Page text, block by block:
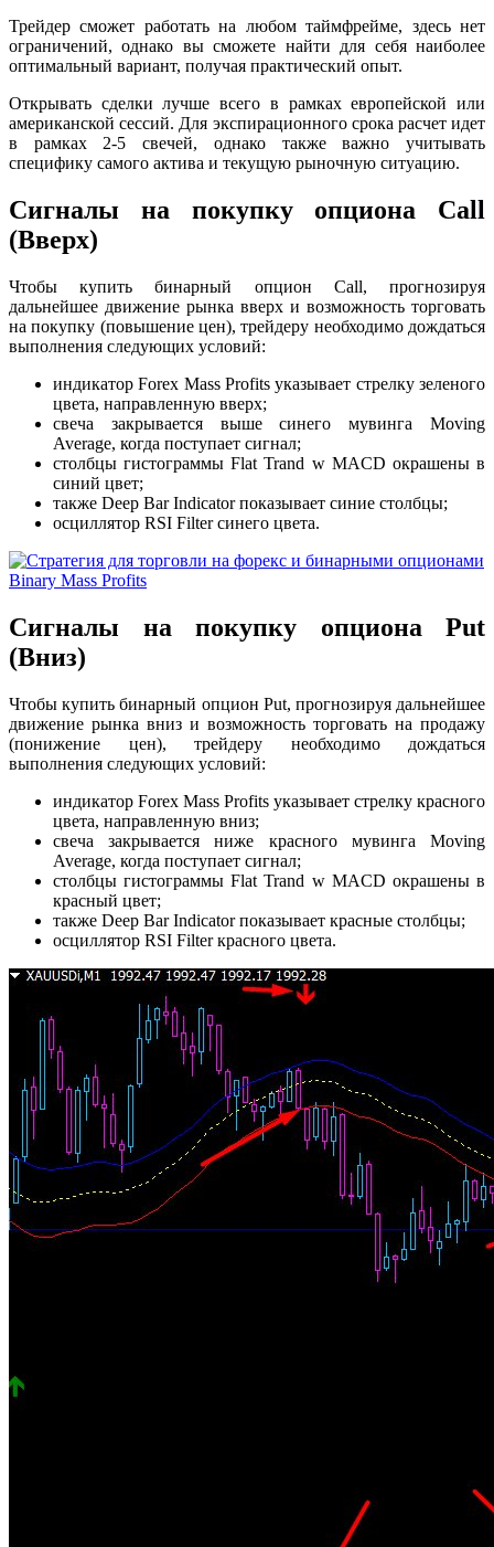
Трейдер сможет работать на любом таймфрейме, здесь нет
ограничений, однако вы сможете найти для себя наиболее
оптимальный вариант, получая практический опыт.
Открывать сделки лучше всего в рамках европейской или
американской сессий. Для экспирационного срока расчет идет
в рамках 2-5 свечей, однако также важно учитывать
специфику самого актива и текущую рыночную ситуацию.
Сигналы на покупку опциона Call
(Вверх)
Чтобы купить бинарный опцион Call, прогнозируя
дальнейшее движение рынка вверх и возможность торговать
на покупку (повышение цен), трейдеру необходимо дождаться
выполнения следующих условий:
индикатор Forex Mass Profits указывает стрелку зеленого
цвета, направленную вверх;
свеча закрывается выше синего мувинга Moving
Average, когда поступает сигнал;
столбцы гистограммы Flat Trand w MACD окрашены в
синий цвет;
также Deep Bar Indicator показывает синие столбцы;
осциллятор RSI Filter синего цвета.
Сигналы на покупку опциона Put
(Вниз)
Чтобы купить бинарный опцион Put, прогнозируя дальнейшее
движение рынка вниз и возможность торговать на продажу
(понижение цен), трейдеру необходимо дождаться
выполнения следующих условий:
индикатор Forex Mass Profits указывает стрелку красного
цвета, направленную вниз;
свеча закрывается ниже красного мувинга Moving
Average, когда поступает сигнал;
столбцы гистограммы Flat Trand w MACD окрашены в
красный цвет;
также Deep Bar Indicator показывает красные столбцы;
осциллятор RSI Filter красного цвета.